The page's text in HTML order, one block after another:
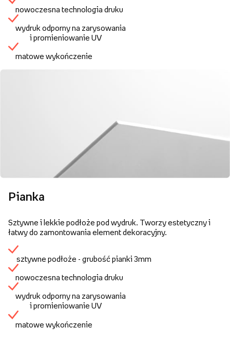
nowoczesna technologia druku
wydruk odporny na zarysowania
i promieniowanie UV
matowe wykończenie
Pianka
Sztywne i lekkie podłoże pod wydruk. Tworzy estetyczny i
łatwy do zamontowania element dekoracyjny.
sztywne podłoże - grubość pianki 3mm
nowoczesna technologia druku
wydruk odporny na zarysowania
i promieniowanie UV
matowe wykończenie